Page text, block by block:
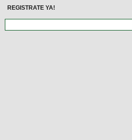
REGISTRATE YA!